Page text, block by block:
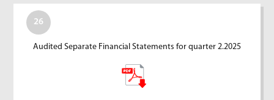
26
Audited Separate Financial Statements for quarter 2.2025